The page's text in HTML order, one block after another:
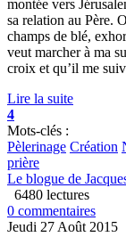
montée vers
sa relation au Père.
champs de blé,
veut marcher à ma
croix et qu’il me
Lire la suite
4
Mots-clés :
Pèlerinage Création
prière
Le blogue de
6480 lectures
0 commentaires
Jeudi 27 Août 2015